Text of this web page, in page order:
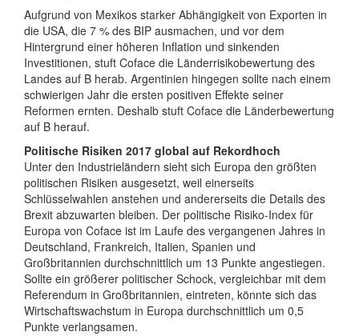
Aufgrund von Mexikos starker Abhängigkeit von Exporten in
die USA, die 7 % des BIP ausmachen, und vor dem
Hintergrund einer höheren Inflation und sinkenden
Investitionen, stuft Coface die Länderrisikobewertung des
Landes auf B herab. Argentinien hingegen sollte nach einem
schwierigen Jahr die ersten positiven Effekte seiner
Reformen ernten. Deshalb stuft Coface die Länderbewertung
auf B herauf.
Politische Risiken 2017 global auf Rekordhoch
Unter den Industrieländern sieht sich Europa den größten
politischen Risiken ausgesetzt, weil einerseits
Schlüsselwahlen anstehen und andererseits die Details des
Brexit abzuwarten bleiben. Der politische Risiko-Index für
Europa von Coface ist im Laufe des vergangenen Jahres in
Deutschland, Frankreich, Italien, Spanien und
Großbritannien durchschnittlich um 13 Punkte angestiegen.
Sollte ein größerer politischer Schock, vergleichbar mit dem
Referendum in Großbritannien, eintreten, könnte sich das
Wirtschaftswachstum in Europa durchschnittlich um 0,5
Punkte verlangsamen.